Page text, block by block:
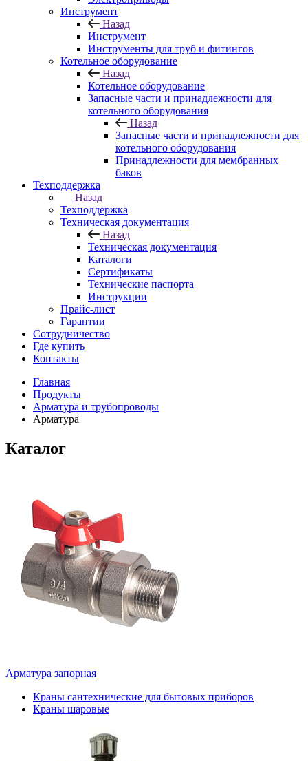
Инструмент
Назад
Инструмент
Инструменты для труб и фитингов
Котельное оборудование
Назад
Котельное оборудование
Запасные части и принадлежности для
котельного оборудования
Назад
Запасные части и принадлежности для
котельного оборудования
Принадлежности для мембранных
баков
Техподдержка
Назад
Техподдержка
Техническая документация
Назад
Техническая документация
Каталоги
Сертификаты
Технические паспорта
Инструкции
Прайс-лист
Гарантии
Сотрудничество
Где купить
Контакты
Главная
Продукты
Арматура и трубопроводы
Арматура
Каталог
Арматура запорная
Краны сантехнические для бытовых приборов
Краны шаровые